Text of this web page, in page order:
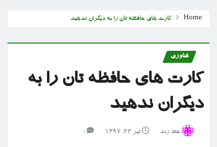
Home کارت های حافظه تان را به دیگران ندهید
فناوری
کارت های حافظه تان را به
دیگران ندهید
خط رند تیر ۲۲, ۱۳۹۷ 0